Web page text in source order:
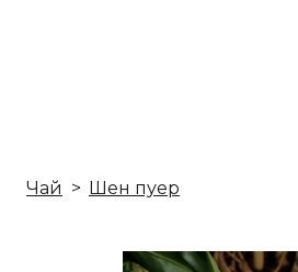
Чай Шен пуер